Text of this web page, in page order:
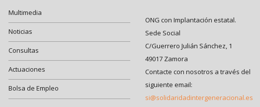
Multimedia
Noticias
Consultas
Actuaciones
Bolsa de Empleo
ONG con Implantación estatal.
Sede Social
C/Guerrero Julián Sánchez, 1
49017 Zamora
Contacte con nosotros a través del
siguiente email:
si@solidaridadintergeneracional.es